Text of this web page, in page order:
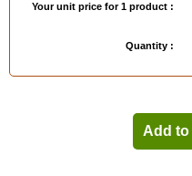
Your unit price for 1 product :
Quantity :
Add to